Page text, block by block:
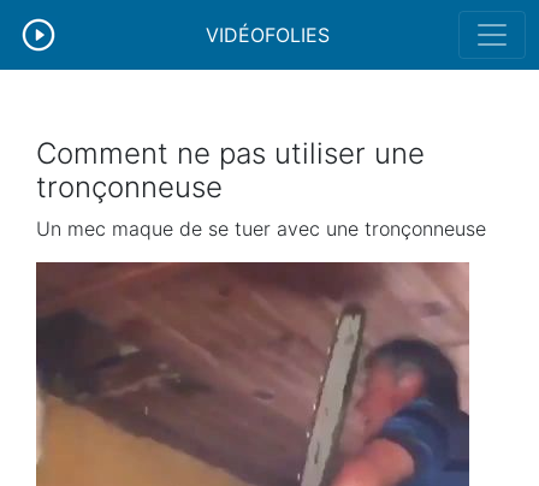
VIDÉOFOLIES
Comment ne pas utiliser une
tronçonneuse
Un mec maque de se tuer avec une tronçonneuse